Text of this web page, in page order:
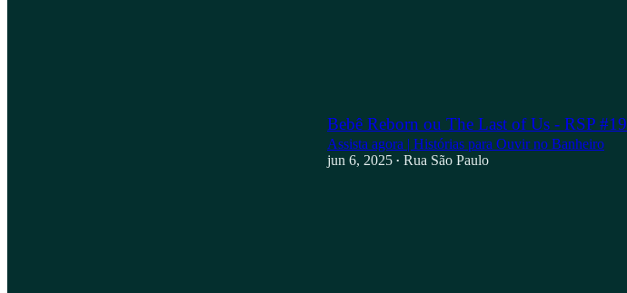
Bebê Reborn ou The Last of Us - RSP #19
Assista agora | Histórias para Ouvir no Banheiro
jun 6, 2025 • Rua São Paulo